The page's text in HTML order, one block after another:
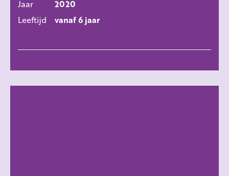
Jaar
2020
Leeftijd
vanaf 6 jaar